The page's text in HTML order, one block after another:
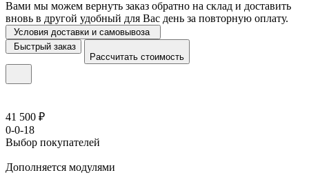
Вами мы можем вернуть заказ обратно на склад и доставить
вновь в другой удобный для Вас день за повторную оплату.
Условия доставки и самовывоза
Быстрый заказ
Рассчитать стоимость
41 500 ₽
0-0-18
Выбор покупателей
Дополняется модулями